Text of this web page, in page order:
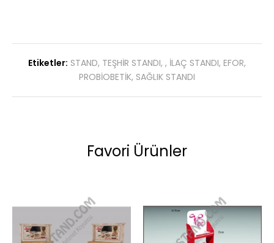
Etiketler: STAND, TEŞHİR STANDI, , İLAÇ STANDI, EFOR,
PROBİOBETİK, SAĞLIK STANDI
Favori Ürünler